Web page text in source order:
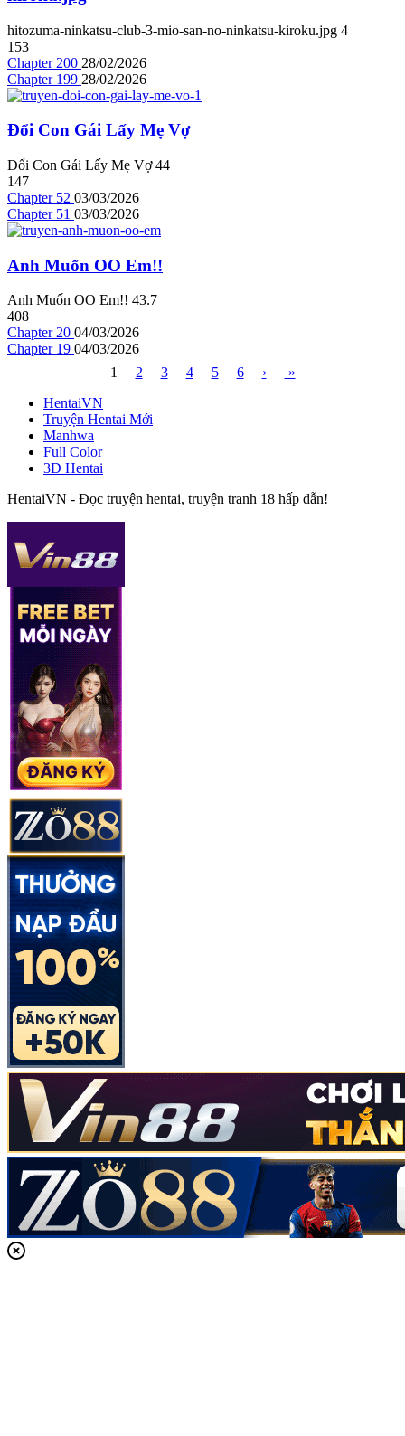
hitozuma-ninkatsu-club-3-mio-san-no-ninkatsu-kiroku.jpg 4
153
Chapter 200 28/02/2026
Chapter 199 28/02/2026
Đổi Con Gái Lấy Mẹ Vợ
Đổi Con Gái Lấy Mẹ Vợ 44
147
Chapter 52 03/03/2026
Chapter 51 03/03/2026
Anh Muốn OO Em!!
Anh Muốn OO Em!! 43.7
408
Chapter 20 04/03/2026
Chapter 19 04/03/2026
1
2 3 4 5 6 ›
»
HentaiVN
Truyện Hentai Mới
Manhwa
Full Color
3D Hentai
HentaiVN - Đọc truyện hentai, truyện tranh 18 hấp dẫn!